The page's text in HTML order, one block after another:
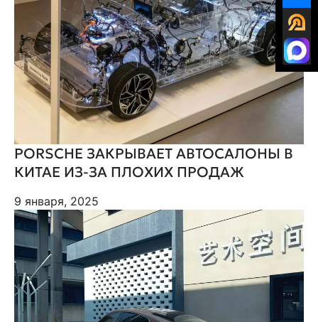
PORSCHE ЗАКРЫВАЕТ АВТОСАЛОНЫ В
КИТАЕ ИЗ-ЗА ПЛОХИХ ПРОДАЖ
9 января, 2025